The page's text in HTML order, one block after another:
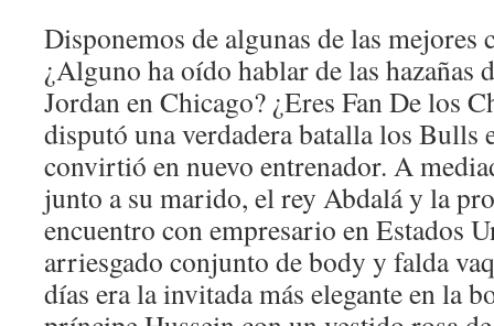
Disponemos de algunas de las mejores
¿Alguno ha oído hablar de las hazañas
Jordan en Chicago? ¿Eres Fan De los
disputó una verdadera batalla los Bulls
convirtió en nuevo entrenador. A
junto a su marido, el rey Abdalá y la
encuentro con empresario en Estados
arriesgado conjunto de body y falda
días era la invitada más elegante en la